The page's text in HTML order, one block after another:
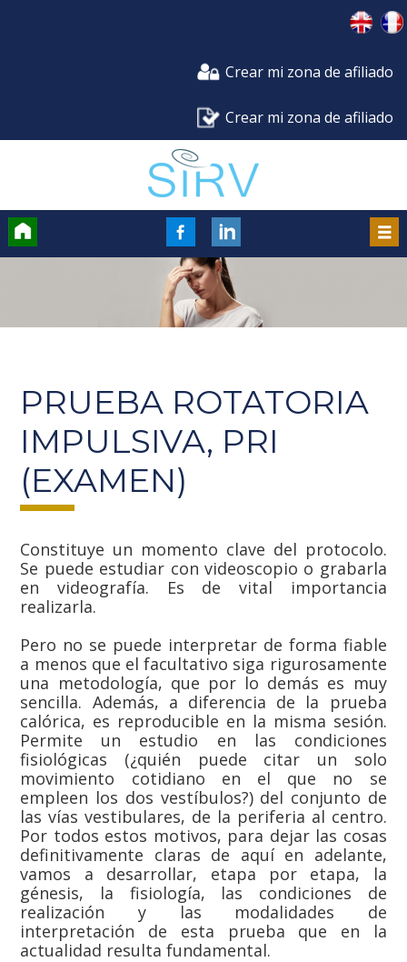
Crear mi zona de afiliado
Crear mi zona de afiliado
FaceBook
PRUEBA ROTATORIA
IMPULSIVA, PRI
(EXAMEN)
Constituye un momento clave del protocolo.
Se puede estudiar con videoscopio o grabarla
en videografía. Es de vital importancia
realizarla.
Pero no se puede interpretar de forma fiable
a menos que el facultativo siga rigurosamente
una metodología, que por lo demás es muy
sencilla. Además, a diferencia de la prueba
calórica, es reproducible en la misma sesión.
Permite un estudio en las condiciones
fisiológicas (¿quién puede citar un solo
movimiento cotidiano en el que no se
empleen los dos vestíbulos?) del conjunto de
las vías vestibulares, de la periferia al centro.
Por todos estos motivos, para dejar las cosas
definitivamente claras de aquí en adelante,
vamos a desarrollar, etapa por etapa, la
génesis, la fisiología, las condiciones de
realización y las modalidades de
interpretación de esta prueba que en la
actualidad resulta fundamental.